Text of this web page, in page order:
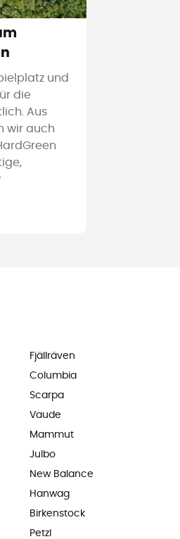
und
die
Aus
wir auch
Fjällräven
Columbia
Scarpa
Vaude
Mammut
Julbo
New Balance
Hanwag
Birkenstock
Petzl